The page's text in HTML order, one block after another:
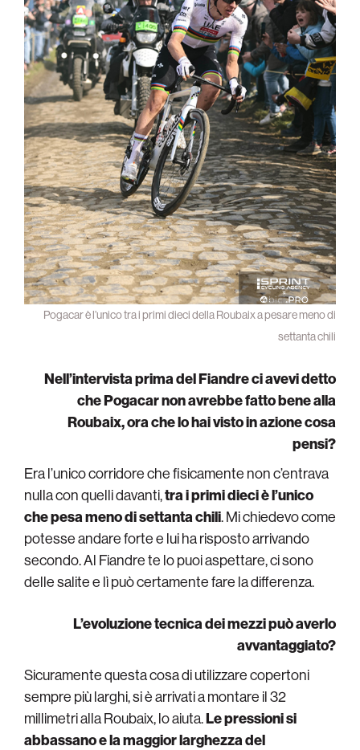
Pogacar è l’unico tra i primi dieci della Roubaix a pesare meno di
settanta chili
Nell’intervista prima del Fiandre ci avevi detto
che Pogacar non avrebbe fatto bene alla
Roubaix, ora che lo hai visto in azione cosa
pensi?
Era l’unico corridore che fisicamente non c’entrava
nulla con quelli davanti,tra i primi dieci è l’unico
che pesa meno di settanta chili. Mi chiedevo come
potesse andare forte e lui ha risposto arrivando
secondo. Al Fiandre te lo puoi aspettare, ci sono
delle salite e lì può certamente fare la differenza.
L’evoluzione tecnica dei mezzi può averlo
avvantaggiato?
Sicuramente questa cosa di utilizzare copertoni
sempre più larghi, si è arrivati a montare il 32
millimetri alla Roubaix, lo aiuta.Le pressioni si
abbassano e la maggior larghezza del